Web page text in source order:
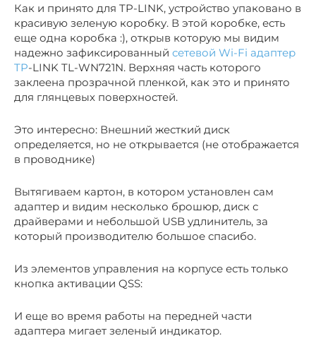
Как и принято для TP-LINK, устройство упаковано в
красивую зеленую коробку. В этой коробке, есть
еще одна коробка :), открыв которую мы видим
надежно зафиксированный сетевой Wi-Fi адаптер
TP-LINK TL-WN721N. Верхняя часть которого
заклеена прозрачной пленкой, как это и принято
для глянцевых поверхностей.
Это интересно: Внешний жесткий диск
определяется, но не открывается (не отображается
в проводнике)
Вытягиваем картон, в котором установлен сам
адаптер и видим несколько брошюр, диск с
драйверами и небольшой USB удлинитель, за
который производителю большое спасибо.
Из элементов управления на корпусе есть только
кнопка активации QSS:
И еще во время работы на передней части
адаптера мигает зеленый индикатор.